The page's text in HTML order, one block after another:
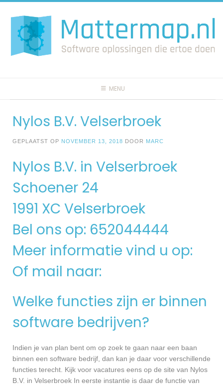
naar
inhoud
MENU
Nylos B.V. Velserbroek
GEPLAATST OP NOVEMBER 13, 2018 DOOR MARC
Nylos B.V. in Velserbroek
Schoener 24
1991 XC Velserbroek
Bel ons op: 652044444
Meer informatie vind u op:
Of mail naar:
Welke functies zijn er binnen
software bedrijven?
Indien je van plan bent om op zoek te gaan naar een baan
binnen een software bedrijf, dan kan je daar voor verschillende
functies terecht. Kijk voor vacatures eens op de site van Nylos
B.V. in Velserbroek In eerste instantie is daar de functie van